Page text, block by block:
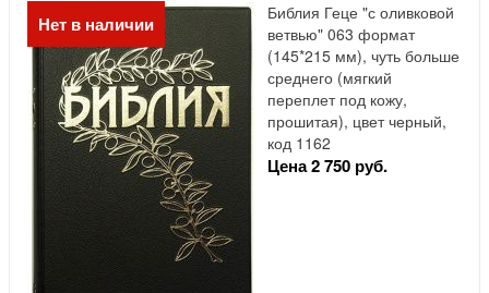
Нет в наличии
Библия Геце "с оливковой
ветвью" 063 формат
(145*215 мм), чуть больше
среднего (мягкий
переплет под кожу,
прошитая), цвет черный,
код 1162
Цена 2 750 руб.